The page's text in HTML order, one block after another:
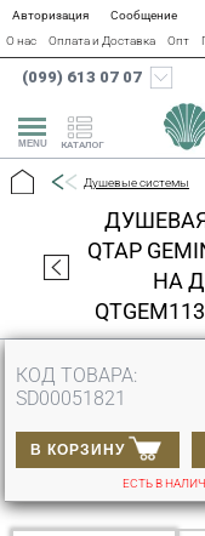
Авторизация
Сообщение
О нас
Оплата и Доставка Опт
(099) 613 07 07
КАТАЛОГ
Душевые системы
QTAP
НА
КОД ТОВАРА:
SD00051821
В КОРЗИНУ
ЕСТЬ В